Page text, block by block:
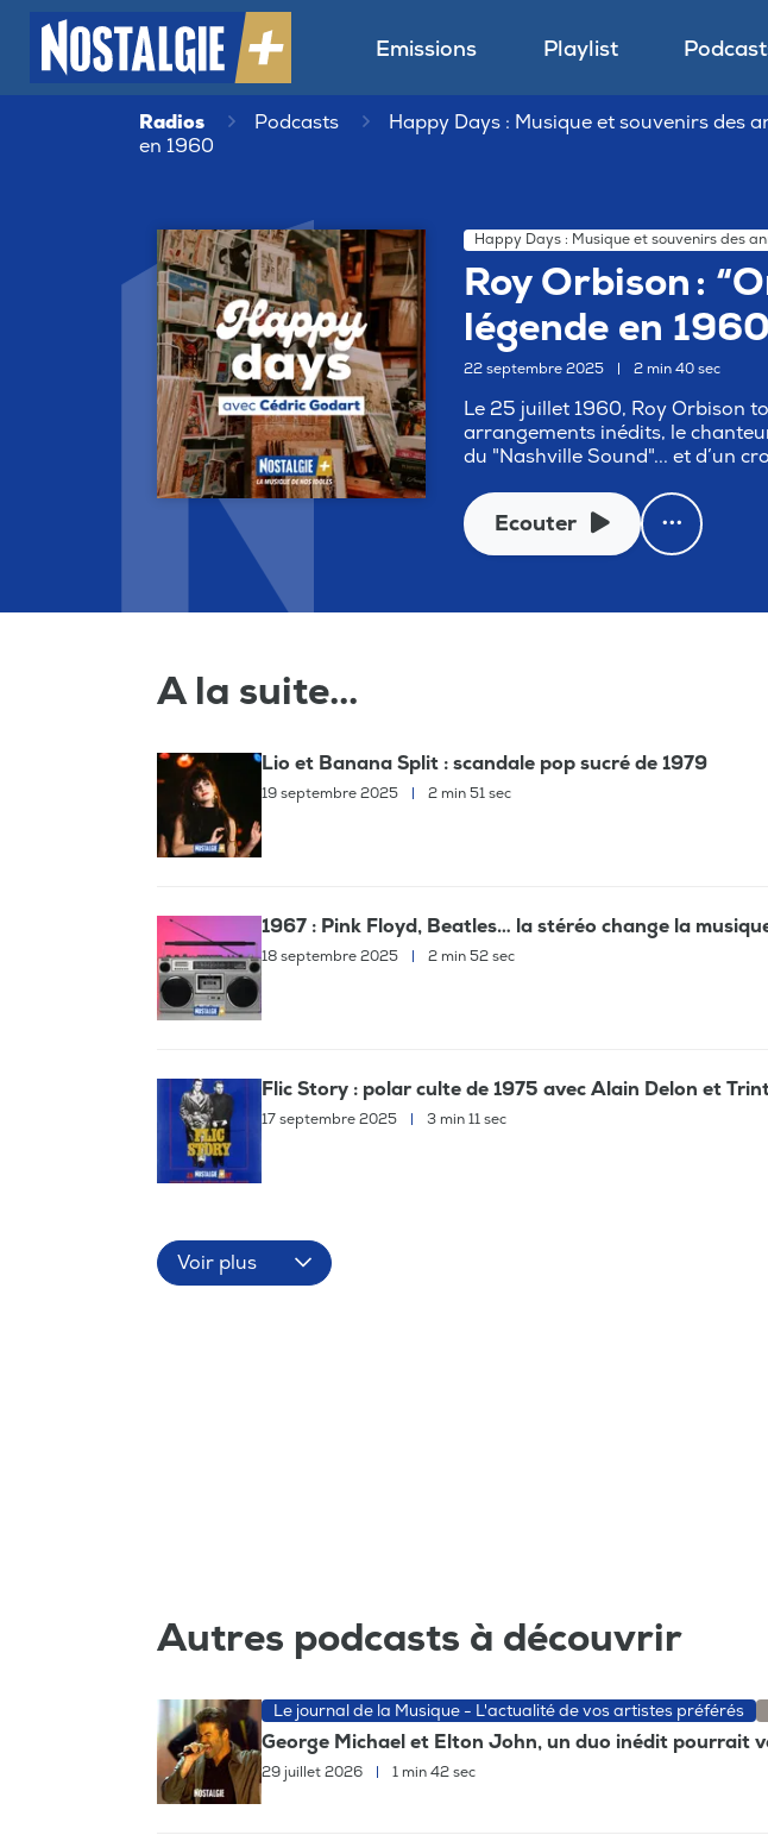
Emissions Playlist
Radios Podcasts Happy Days : Musique et souvenirs des
en 1960
Happy Days : Musique et souvenirs des
Roy Orbison :
légende en 1960
22 septembre 2025 2 min 40 sec
Le 25 juillet 1960, Roy Orbison
arrangements inédits, le
du "Nashville Sound"... et d’un
Ecouter
A la suite...
Lio et Banana Split : scandale pop sucré de 1979
19 septembre 2025 | 2 min 51 sec
1967 : Pink Floyd, Beatles… la stéréo change la
18 septembre 2025 | 2 min 52 sec
Flic Story : polar culte de 1975 avec Alain Delon et
17 septembre 2025 | 3 min 11 sec
Voir plus
Autres podcasts à découvrir
Le journal de la Musique - L'actualité de vos artistes préférés
George Michael et Elton John, un duo inédit pourrait
29 juillet 2026 1 min 42 sec